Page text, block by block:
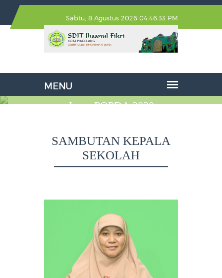
Sabtu, 8 Agustus 2026 04:46:33 PM
Juara POPDA 2020
SAMBUTAN KEPALA
SEKOLAH